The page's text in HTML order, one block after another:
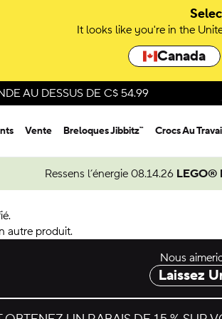
It looks like you're in the
Canada
AU DESSUS DE C$ 54.99
Vente Breloques Jibbitz™ Crocs Au
Ressens l’énergie 08.14.26 LEGO®
autre produit.
Nous
Laissez